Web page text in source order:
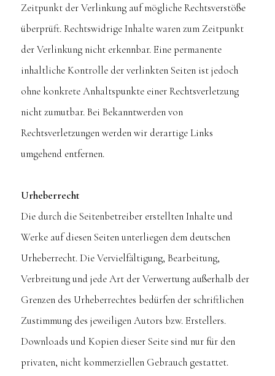
Zeitpunkt der Verlinkung auf mögliche Rechtsverstöße
überprüft. Rechtswidrige Inhalte waren zum Zeitpunkt
der Verlinkung nicht erkennbar. Eine permanente
inhaltliche Kontrolle der verlinkten Seiten ist jedoch
ohne konkrete Anhaltspunkte einer Rechtsverletzung
nicht zumutbar. Bei Bekanntwerden von
Rechtsverletzungen werden wir derartige Links
umgehend entfernen.
Urheberrecht
Die durch die Seitenbetreiber erstellten Inhalte und
Werke auf diesen Seiten unterliegen dem deutschen
Urheberrecht. Die Vervielfältigung, Bearbeitung,
Verbreitung und jede Art der Verwertung außerhalb der
Grenzen des Urheberrechtes bedürfen der schriftlichen
Zustimmung des jeweiligen Autors bzw. Erstellers.
Downloads und Kopien dieser Seite sind nur für den
privaten, nicht kommerziellen Gebrauch gestattet.